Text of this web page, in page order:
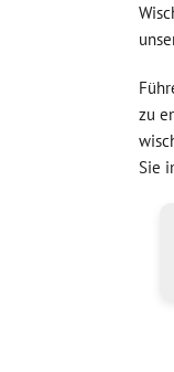
zu
Sie